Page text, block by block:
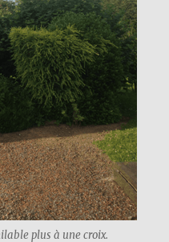
plus à une croix.